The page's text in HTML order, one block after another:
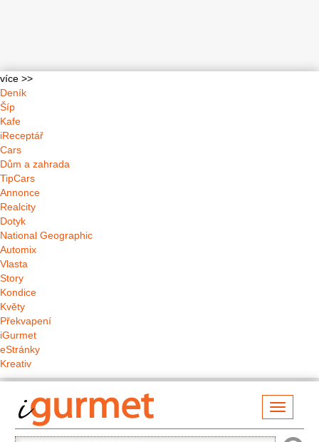
více >>
Deník
Šíp
Kafe
iReceptář
Cars
Dům a zahrada
TipCars
Annonce
Realcity
Dotyk
National Geographic
Automix
Vlasta
Story
Kondice
Květy
Překvapení
iGurmet
eStránky
Kreativ
Vyhledat